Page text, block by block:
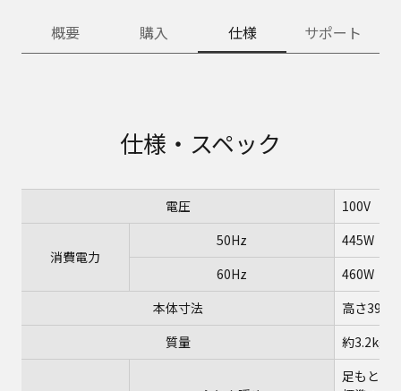
概要 購入 仕様 サポート
仕様・スペック
電圧 100V
消費電力
50Hz
445W
60Hz
460W
本体寸法
高さ
質量
約3.2kg
足もと：